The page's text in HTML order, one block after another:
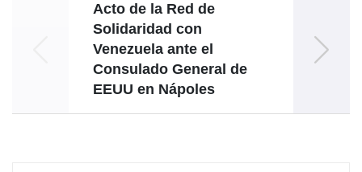
Acto de la Red de
Solidaridad con
Venezuela ante el
Consulado General de
EEUU en Nápoles